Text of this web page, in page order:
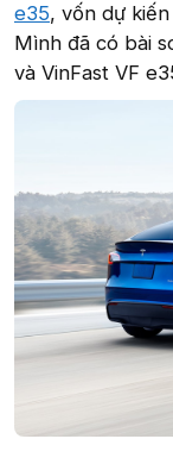
e35, vốn dự
Mình đã có bài
và VinFast VF